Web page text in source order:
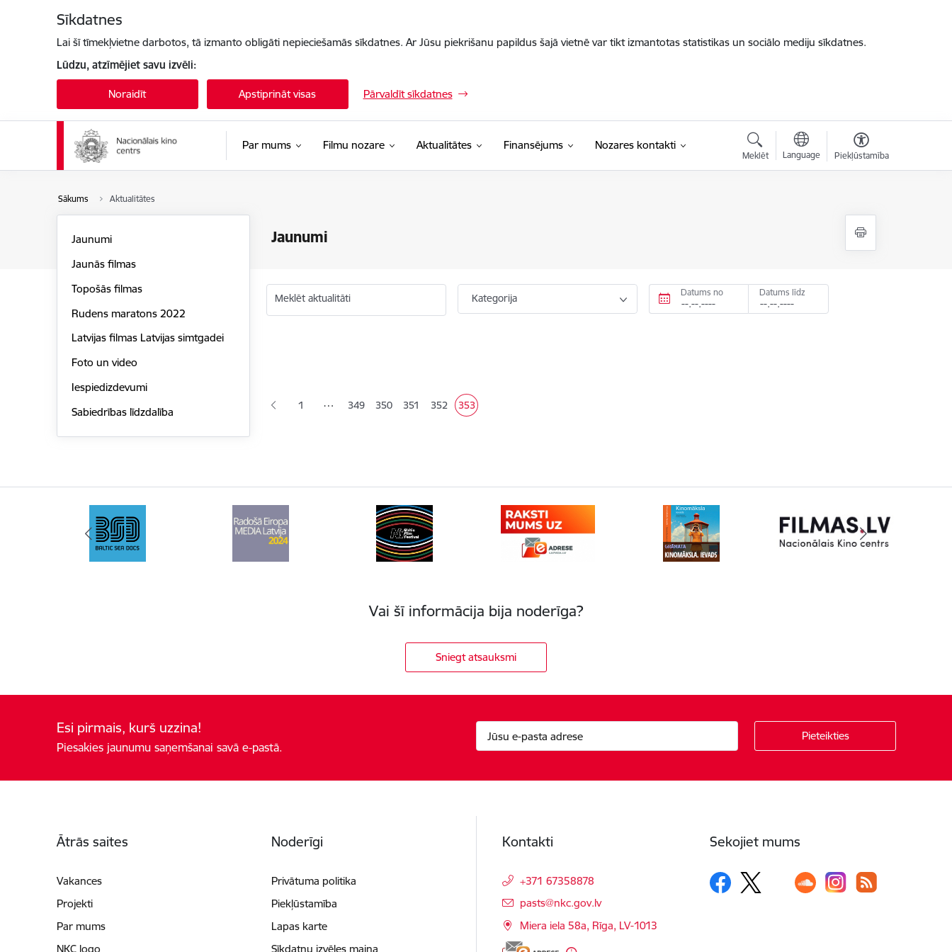
Sīkdatnes
Lai šī tīmekļvietne darbotos, tā izmanto obligāti nepieciešamās sīkdatnes. Ar Jūsu piekrišanu papildus šajā vietnē var tikt izmantotas statistikas un sociālo mediju sīkdatnes.
Lūdzu, atzīmējiet savu izvēli:
Noraidīt Apstiprināt visas Pārvaldīt sīkdatnes
Par mums Filmu nozare Aktualitātes Finansējums Nozares kontakti
Meklēt Language Piekļūstamība
Sākums Aktualitātes
Jaunumi
Jaunumi
Jaunās filmas
Topošās filmas
Rudens maratons 2022
Latvijas filmas Latvijas simtgadei
Foto un video
Iespiedizdevumi
Sabiedrības līdzdalība
Meklēt aktualitāti Kategorija Datums no Datums līdz
1 … Lapa
349 Lapa
350 Lapa
351 Lapa
352 Pašreizējā lapa
353
Vai šī informācija bija noderīga?
Sniegt atsauksmi
Esi pirmais, kurš uzzina!
Piesakies jaunumu saņemšanai savā e-pastā.
Ātrās saites
Vakances
Projekti
Par mums
NKC logo
Noderīgi
Privātuma politika
Piekļūstamība
Lapas karte
Sīkdatņu izvēles maiņa
Kontakti
+371 67358878
E-pasts:
pasts@nkc.gov.lv
Miera iela 58a, Rīga, LV-1013
Sekojiet mums